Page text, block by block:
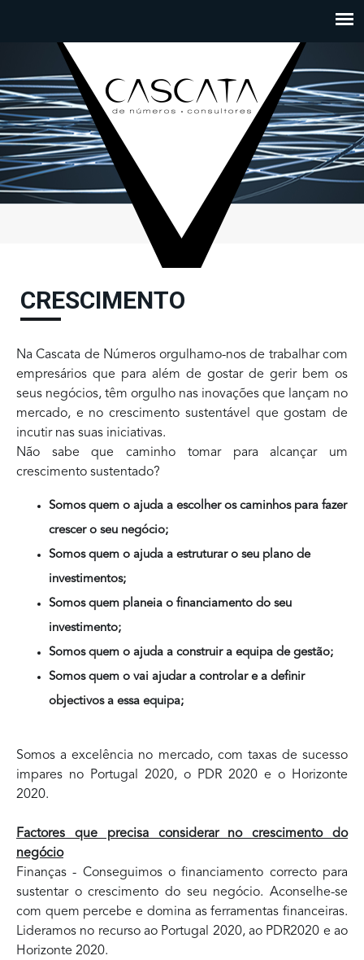
CRESCIMENTO
Na Cascata de Números orgulhamo-nos de trabalhar com
empresários que para além de gostar de gerir bem os
seus negócios, têm orgulho nas inovações que lançam no
mercado, e no crescimento sustentável que gostam de
incutir nas suas iniciativas.
Não sabe que caminho tomar para alcançar um
crescimento sustentado?
Somos quem o ajuda a escolher os caminhos para fazer
crescer o seu negócio;
Somos quem o ajuda a estruturar o seu plano de
investimentos;
Somos quem planeia o financiamento do seu
investimento;
Somos quem o ajuda a construir a equipa de gestão;
Somos quem o vai ajudar a controlar e a definir
objectivos a essa equipa;
Somos a excelência no mercado, com taxas de sucesso
impares no Portugal 2020, o PDR 2020 e o Horizonte
2020.
Factores que precisa considerar no crescimento do
negócio
Finanças - Conseguimos o financiamento correcto para
sustentar o crescimento do seu negócio. Aconselhe-se
com quem percebe e domina as ferramentas financeiras.
Lideramos no recurso ao Portugal 2020, ao PDR2020 e ao
Horizonte 2020.